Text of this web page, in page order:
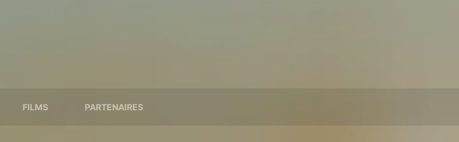
FILMS PARTENAIRES